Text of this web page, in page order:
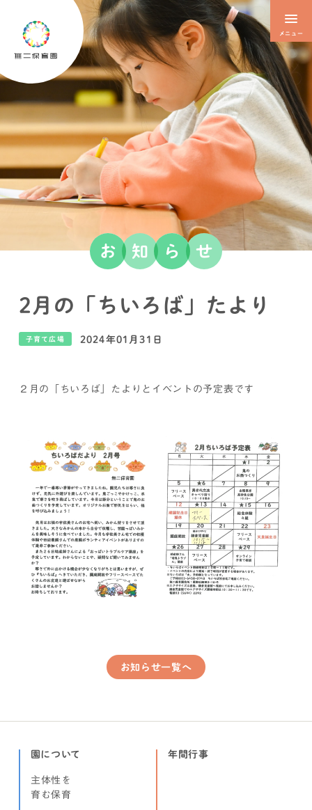
メニュー
お 知 ら せ
2月の「ちいろば」たより
子育て広場 2024年01月31日
２月の「ちいろば」たよりとイベントの予定表です
お知らせ一覧へ
園について
主体性を
育む保育
年間行事